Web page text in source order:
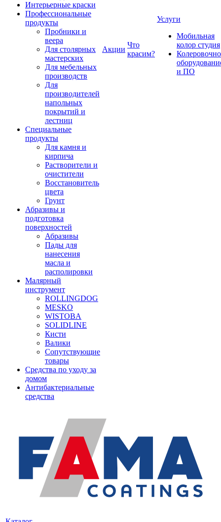
Интерьерные краски
Профессиональные
продукты
Пробники и
веера
Для столярных
мастерских
Для мебельных
производств
Для
производителей
напольных
покрытий и
лестниц
Специальные
продукты
Для камня и
кирпича
Растворители и
очистители
Восстановитель
цвета
Грунт
Абразивы и
подготовка
поверхностей
Абразивы
Пады для
нанесения
масла и
располировки
Малярный
инструмент
ROLLINGDOG
MESKO
WISTOBA
SOLIDLINE
Кисти
Валики
Сопутствующие
товары
Средства по уходу за
домом
Антибактериальные
средства
Акции
Что
красим?
Услуги
Мобильная
колор студия
и ПО